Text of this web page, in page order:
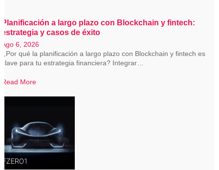
Planificación a largo plazo con Blockchain y fintech:
estrategia y casos de éxito
Ago 6, 2026
¿Por qué la planificación a largo plazo con Blockchain y fintech es
clave para tu estrategia financiera? Integrar…
Read More